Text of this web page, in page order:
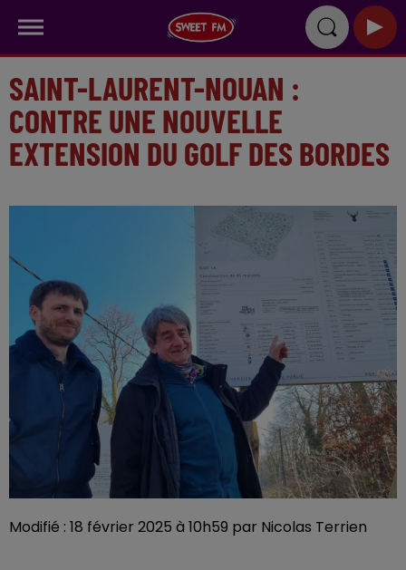
SAINT-LAURENT-NOUAN :
CONTRE UNE NOUVELLE
EXTENSION DU GOLF DES BORDES
Modifié : 18 février 2025 à 10h59 par Nicolas Terrien